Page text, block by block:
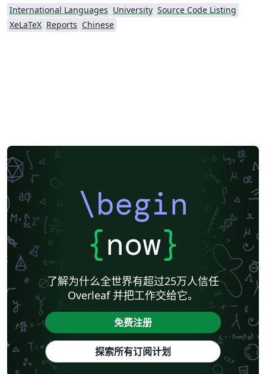
International Languages University Source Code Listing
XeLaTeX Reports Chinese
\begin
{now}
了解为什么全世界有超过25万人信任
Overleaf 并把工作交给它。
免费注册
探索所有订阅计划